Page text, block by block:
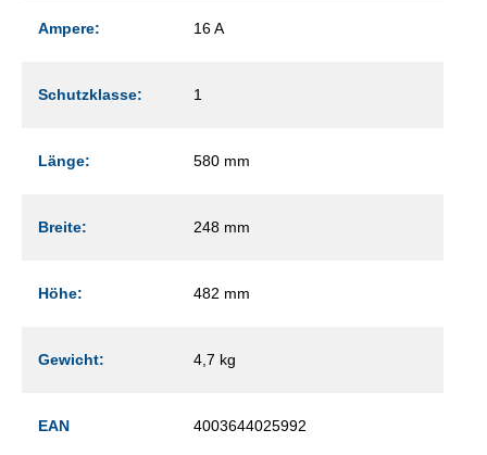
Ampere: 16 A
Schutzklasse: 1
Länge: 580 mm
Breite: 248 mm
Höhe: 482 mm
Gewicht: 4,7 kg
EAN 4003644025992